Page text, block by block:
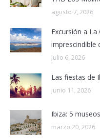
agosto 7, 2026
Excursión a La
imprescindible
julio 6, 2026
Las fiestas de
junio 11, 2026
Ibiza: 5
marzo 20, 2026